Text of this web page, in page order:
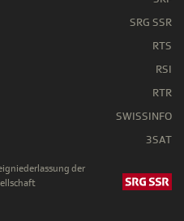
SRG SSR
RTS
RSI
RTR
SWISSINFO
3SAT
der